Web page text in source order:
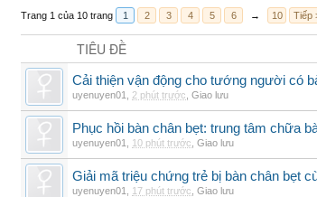
Trang 1 của 10 trang 1 2 3 4 5 6 → 10 Tiếp
TIÊU ĐỀ
Cải thiện vận động cho tướng người có
uyenuyen01 2 phút trước Giao lưu
Phục hồi bàn chân bẹt: trung tâm chữa
uyenuyen01 10 phút trước Giao lưu
Giải mã triệu chứng trẻ bị bàn chân bẹt
uyenuyen01 17 phút trước Giao lưu